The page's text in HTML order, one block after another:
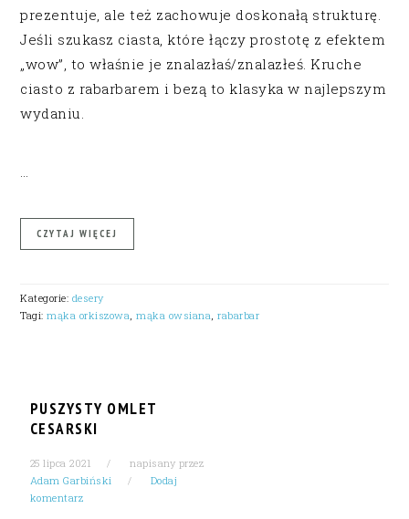
prezentuje, ale też zachowuje doskonałą strukturę.
Jeśli szukasz ciasta, które łączy prostotę z efektem
„wow”, to właśnie je znalazłaś/znalazłeś. Kruche
ciasto z rabarbarem i bezą to klasyka w najlepszym
wydaniu.
CZYTAJ WIĘCEJ
Kategorie: desery
Tagi:mąka orkiszowa ,mąka owsiana ,rabarbar
PUSZYSTY OMLET
CESARSKI
25 lipca 2021
napisany przez
Adam Garbiński
Dodaj
komentarz